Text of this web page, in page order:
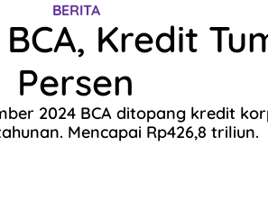
BERITA
Kredit
Persen
2024 BCA ditopang kredit
Mencapai Rp426,8 triliun.